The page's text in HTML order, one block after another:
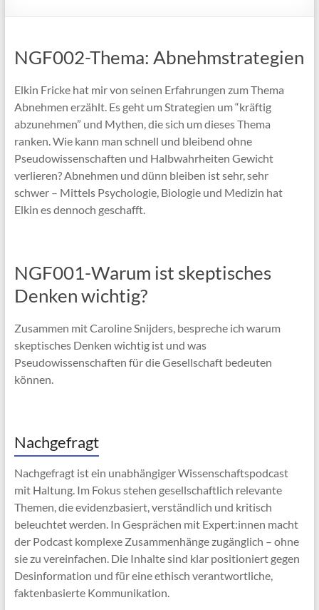
NGF002-Thema: Abnehmstrategien
Elkin Fricke hat mir von seinen Erfahrungen zum Thema
Abnehmen erzählt. Es geht um Strategien um “kräftig
abzunehmen” und Mythen, die sich um dieses Thema
ranken. Wie kann man schnell und bleibend ohne
Pseudowissenschaften und Halbwahrheiten Gewicht
verlieren? Abnehmen und dünn bleiben ist sehr, sehr
schwer – Mittels Psychologie, Biologie und Medizin hat
Elkin es dennoch geschafft.
NGF001-Warum ist skeptisches
Denken wichtig?
Zusammen mit Caroline Snijders, bespreche ich warum
skeptisches Denken wichtig ist und was
Pseudowissenschaften für die Gesellschaft bedeuten
können.
Nachgefragt
Nachgefragt ist ein unabhängiger Wissenschaftspodcast
mit Haltung. Im Fokus stehen gesellschaftlich relevante
Themen, die evidenzbasiert, verständlich und kritisch
beleuchtet werden. In Gesprächen mit Expert:innen macht
der Podcast komplexe Zusammenhänge zugänglich – ohne
sie zu vereinfachen. Die Inhalte sind klar positioniert gegen
Desinformation und für eine ethisch verantwortliche,
faktenbasierte Kommunikation.